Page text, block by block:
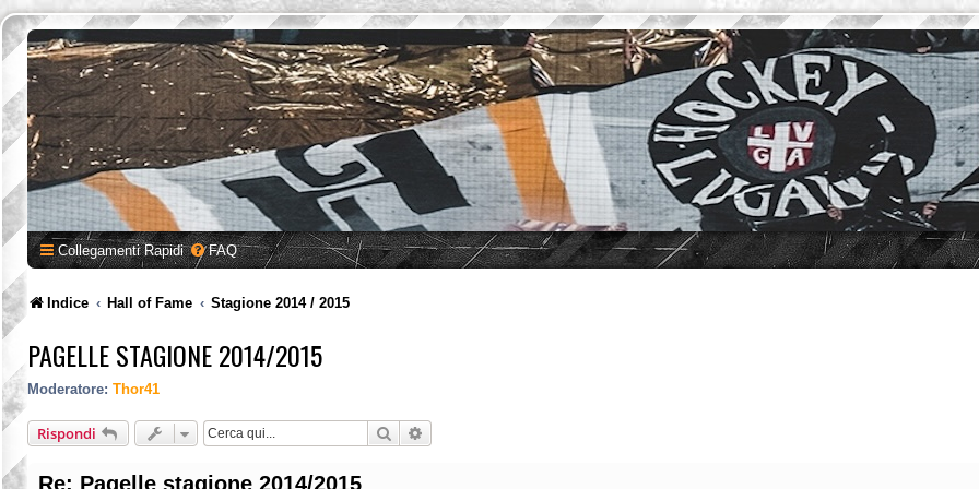
Collegamenti Rapidi FAQ
Indice Hall of Fame Stagione 2014 / 2015
PAGELLE STAGIONE 2014/2015
Moderatore: Thor41
Rispondi Cerca
Re: Pagelle stagione 2014/2015